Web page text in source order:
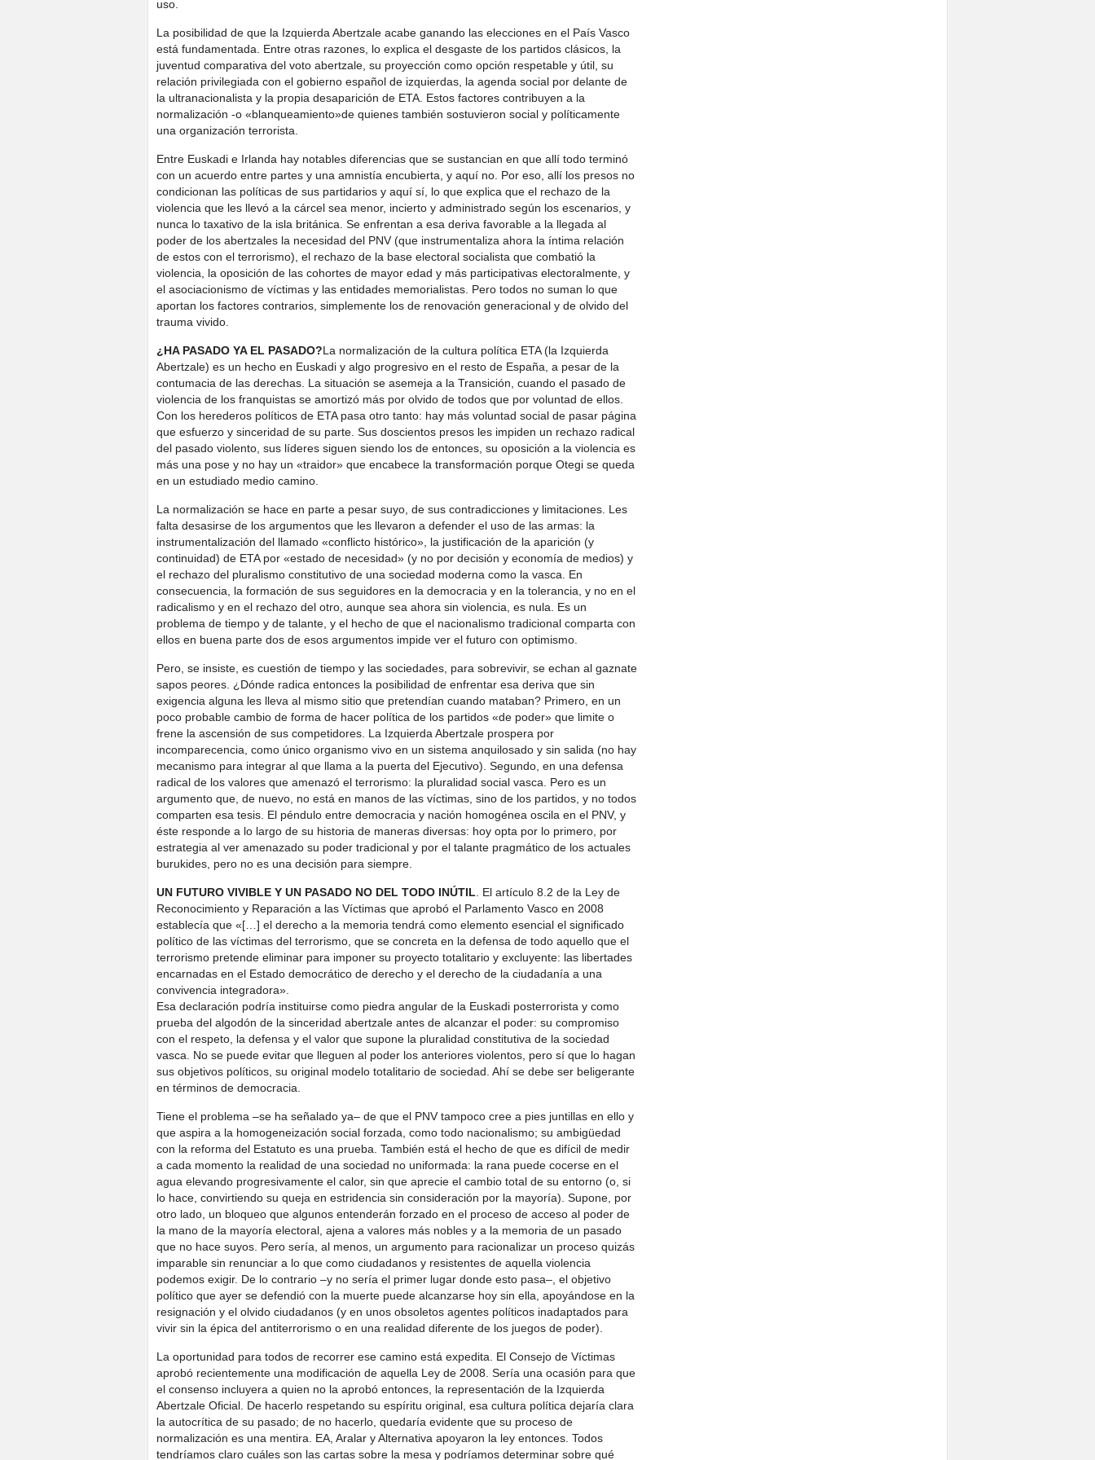
uso.
La posibilidad de que la Izquierda Abertzale acabe ganando las elecciones en el País Vasco
está fundamentada. Entre otras razones, lo explica el desgaste de los partidos clásicos, la
juventud comparativa del voto abertzale, su proyección como opción respetable y útil, su
relación privilegiada con el gobierno español de izquierdas, la agenda social por delante de
la ultranacionalista y la propia desaparición de ETA. Estos factores contribuyen a la
normalización -o «blanqueamiento»de quienes también sostuvieron social y políticamente
una organización terrorista.
Entre Euskadi e Irlanda hay notables diferencias que se sustancian en que allí todo terminó
con un acuerdo entre partes y una amnistía encubierta, y aquí no. Por eso, allí los presos no
condicionan las políticas de sus partidarios y aquí sí, lo que explica que el rechazo de la
violencia que les llevó a la cárcel sea menor, incierto y administrado según los escenarios, y
nunca lo taxativo de la isla británica. Se enfrentan a esa deriva favorable a la llegada al
poder de los abertzales la necesidad del PNV (que instrumentaliza ahora la íntima relación
de estos con el terrorismo), el rechazo de la base electoral socialista que combatió la
violencia, la oposición de las cohortes de mayor edad y más participativas electoralmente, y
el asociacionismo de víctimas y las entidades memorialistas. Pero todos no suman lo que
aportan los factores contrarios, simplemente los de renovación generacional y de olvido del
trauma vivido.
¿HA PASADO YA EL PASADO?La normalización de la cultura política ETA (la Izquierda
Abertzale) es un hecho en Euskadi y algo progresivo en el resto de España, a pesar de la
contumacia de las derechas. La situación se asemeja a la Transición, cuando el pasado de
violencia de los franquistas se amortizó más por olvido de todos que por voluntad de ellos.
Con los herederos políticos de ETA pasa otro tanto: hay más voluntad social de pasar página
que esfuerzo y sinceridad de su parte. Sus doscientos presos les impiden un rechazo radical
del pasado violento, sus líderes siguen siendo los de entonces, su oposición a la violencia es
más una pose y no hay un «traidor» que encabece la transformación porque Otegi se queda
en un estudiado medio camino.
La normalización se hace en parte a pesar suyo, de sus contradicciones y limitaciones. Les
falta desasirse de los argumentos que les llevaron a defender el uso de las armas: la
instrumentalización del llamado «conflicto histórico», la justificación de la aparición (y
continuidad) de ETA por «estado de necesidad» (y no por decisión y economía de medios) y
el rechazo del pluralismo constitutivo de una sociedad moderna como la vasca. En
consecuencia, la formación de sus seguidores en la democracia y en la tolerancia, y no en el
radicalismo y en el rechazo del otro, aunque sea ahora sin violencia, es nula. Es un
problema de tiempo y de talante, y el hecho de que el nacionalismo tradicional comparta con
ellos en buena parte dos de esos argumentos impide ver el futuro con optimismo.
Pero, se insiste, es cuestión de tiempo y las sociedades, para sobrevivir, se echan al gaznate
sapos peores. ¿Dónde radica entonces la posibilidad de enfrentar esa deriva que sin
exigencia alguna les lleva al mismo sitio que pretendían cuando mataban? Primero, en un
poco probable cambio de forma de hacer política de los partidos «de poder» que limite o
frene la ascensión de sus competidores. La Izquierda Abertzale prospera por
incomparecencia, como único organismo vivo en un sistema anquilosado y sin salida (no hay
mecanismo para integrar al que llama a la puerta del Ejecutivo). Segundo, en una defensa
radical de los valores que amenazó el terrorismo: la pluralidad social vasca. Pero es un
argumento que, de nuevo, no está en manos de las víctimas, sino de los partidos, y no todos
comparten esa tesis. El péndulo entre democracia y nación homogénea oscila en el PNV, y
éste responde a lo largo de su historia de maneras diversas: hoy opta por lo primero, por
estrategia al ver amenazado su poder tradicional y por el talante pragmático de los actuales
burukides, pero no es una decisión para siempre.
UN FUTURO VIVIBLE Y UN PASADO NO DEL TODO INÚTIL . El artículo 8.2 de la Ley de
Reconocimiento y Reparación a las Víctimas que aprobó el Parlamento Vasco en 2008
establecía que «[…] el derecho a la memoria tendrá como elemento esencial el significado
político de las víctimas del terrorismo, que se concreta en la defensa de todo aquello que el
terrorismo pretende eliminar para imponer su proyecto totalitario y excluyente: las libertades
encarnadas en el Estado democrático de derecho y el derecho de la ciudadanía a una
convivencia integradora».
Esa declaración podría instituirse como piedra angular de la Euskadi posterrorista y como
prueba del algodón de la sinceridad abertzale antes de alcanzar el poder: su compromiso
con el respeto, la defensa y el valor que supone la pluralidad constitutiva de la sociedad
vasca. No se puede evitar que lleguen al poder los anteriores violentos, pero sí que lo hagan
sus objetivos políticos, su original modelo totalitario de sociedad. Ahí se debe ser beligerante
en términos de democracia.
Tiene el problema –se ha señalado ya– de que el PNV tampoco cree a pies juntillas en ello y
que aspira a la homogeneización social forzada, como todo nacionalismo; su ambigüedad
con la reforma del Estatuto es una prueba. También está el hecho de que es difícil de medir
a cada momento la realidad de una sociedad no uniformada: la rana puede cocerse en el
agua elevando progresivamente el calor, sin que aprecie el cambio total de su entorno (o, si
lo hace, convirtiendo su queja en estridencia sin consideración por la mayoría). Supone, por
otro lado, un bloqueo que algunos entenderán forzado en el proceso de acceso al poder de
la mano de la mayoría electoral, ajena a valores más nobles y a la memoria de un pasado
que no hace suyos. Pero sería, al menos, un argumento para racionalizar un proceso quizás
imparable sin renunciar a lo que como ciudadanos y resistentes de aquella violencia
podemos exigir. De lo contrario –y no sería el primer lugar donde esto pasa–, el objetivo
político que ayer se defendió con la muerte puede alcanzarse hoy sin ella, apoyándose en la
resignación y el olvido ciudadanos (y en unos obsoletos agentes políticos inadaptados para
vivir sin la épica del antiterrorismo o en una realidad diferente de los juegos de poder).
La oportunidad para todos de recorrer ese camino está expedita. El Consejo de Víctimas
aprobó recientemente una modificación de aquella Ley de 2008. Sería una ocasión para que
el consenso incluyera a quien no la aprobó entonces, la representación de la Izquierda
Abertzale Oficial. De hacerlo respetando su espíritu original, esa cultura política dejaría clara
la autocrítica de su pasado; de no hacerlo, quedaría evidente que su proceso de
normalización es una mentira. EA, Aralar y Alternativa apoyaron la ley entonces. Todos
tendríamos claro cuáles son las cartas sobre la mesa y podríamos determinar sobre qué